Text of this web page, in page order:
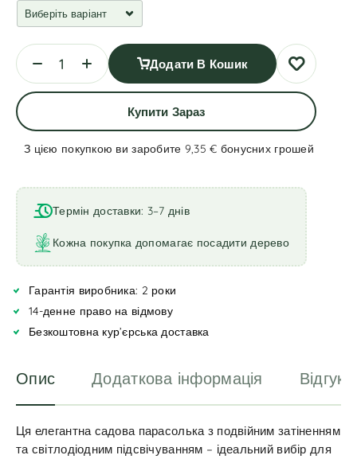
Додати В Кошик
Купити Зараз
З цією покупкою ви заробите 9,35 € бонусних грошей
l
t
e
r
n
t
i
Термін доставки: 3–7 днів
Кожна покупка допомагає посадити дерево
Гарантія виробника: 2 роки
14-денне право на відмову
Безкоштовна кур’єрська доставка
Опис Додаткова інформація
Ця елегантна садова парасолька з подвійним затіненням
та світлодіодним підсвічуванням – ідеальний вибір для